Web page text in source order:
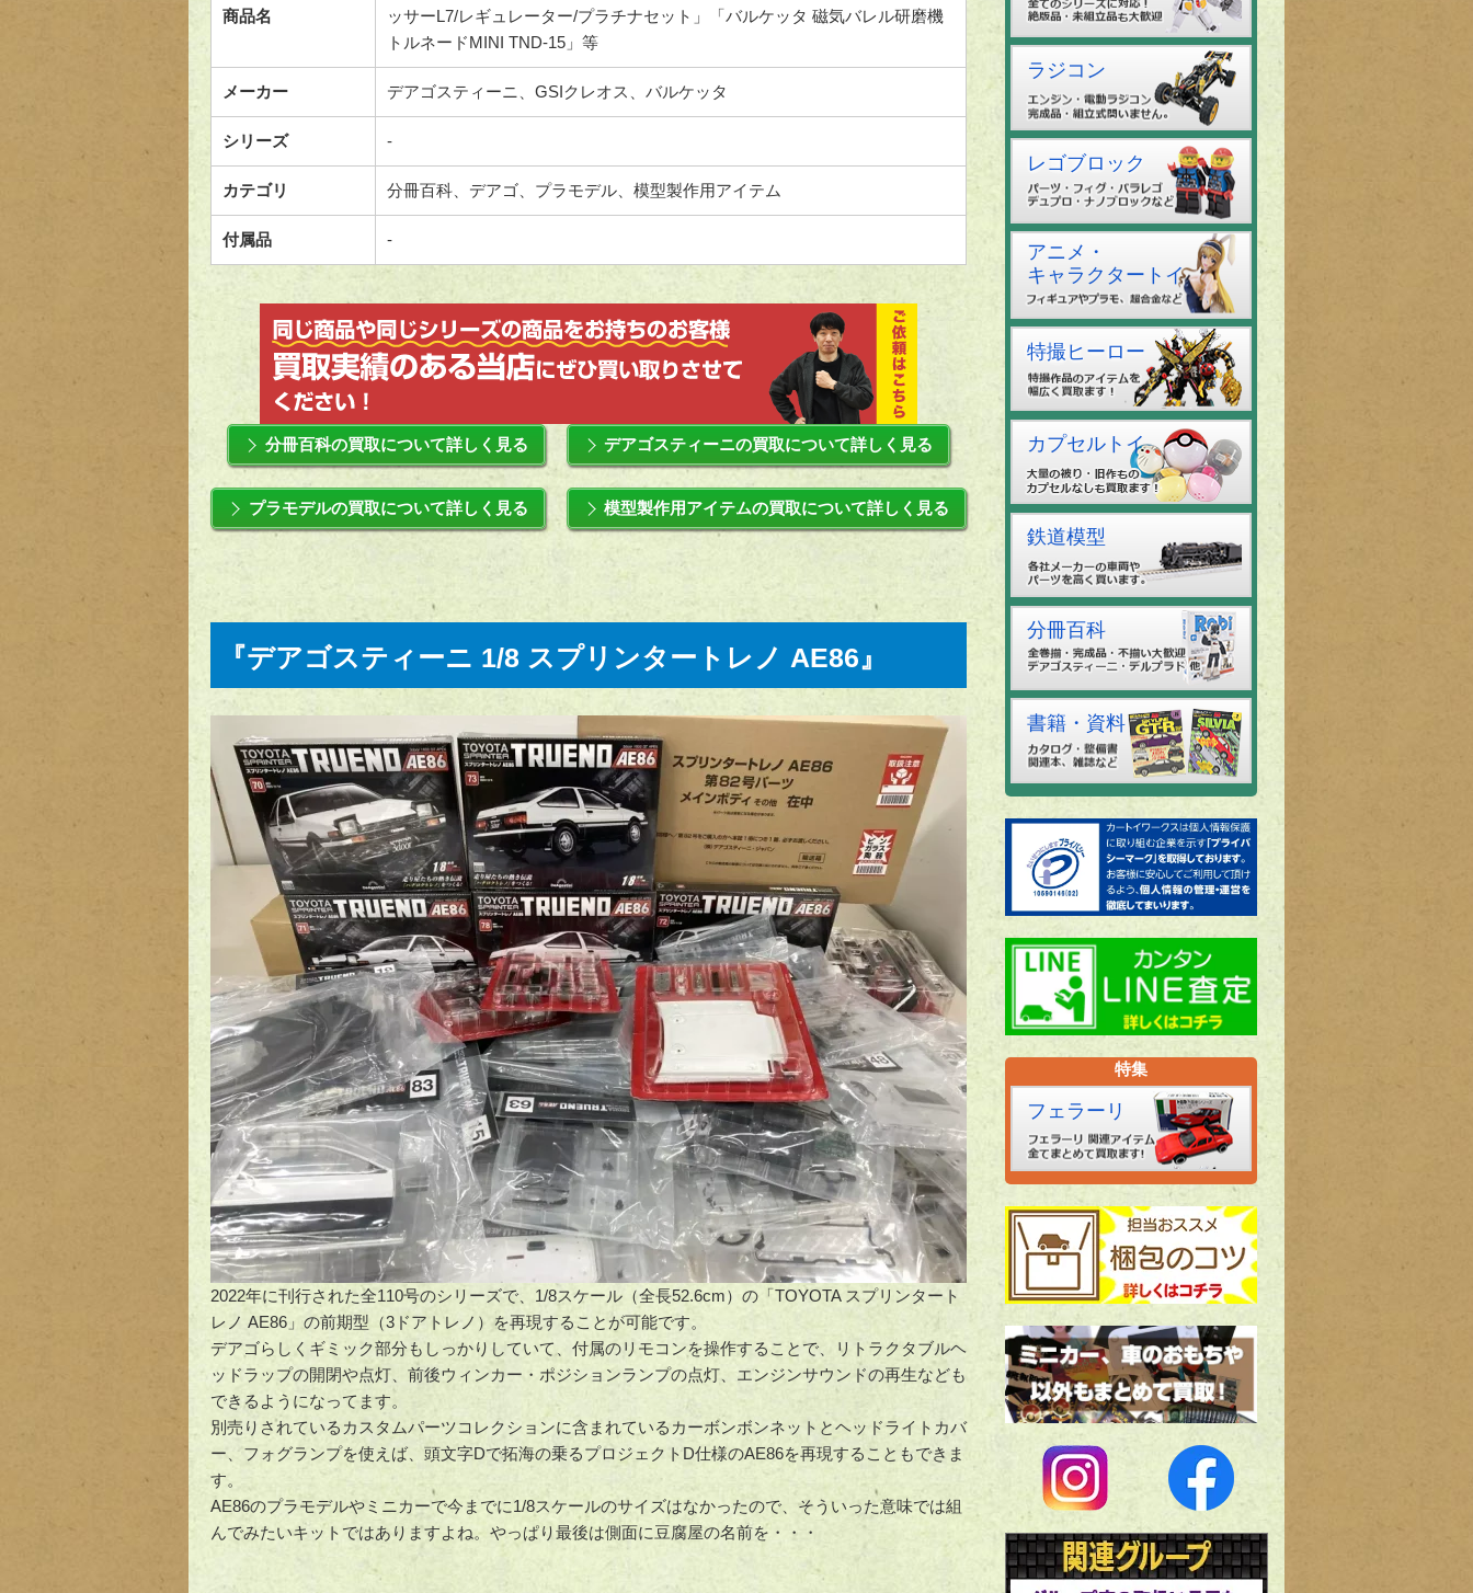
商品名
ッサーL7/レギュレーター/プラチナセット」「バルケッタ 磁気バレル研磨機
トルネードMINI TND-15」等
メーカー デアゴスティーニ、GSIクレオス、バルケッタ
シリーズ -
カテゴリ 分冊百科、デアゴ、プラモデル、模型製作用アイテム
付属品 -
分冊百科の買取について詳しく見る デアゴスティーニの買取について詳しく見る
プラモデルの買取について詳しく見る 模型製作用アイテムの買取について詳しく見る
『デアゴスティーニ 1/8 スプリンタートレノ AE86』
2022年に刊行された全110号のシリーズで、1/8スケール（全長52.6cm）の「TOYOTA スプリンタート
レノ AE86」の前期型（3ドアトレノ）を再現することが可能です。
デアゴらしくギミック部分もしっかりしていて、付属のリモコンを操作することで、リトラクタブルヘ
ッドラップの開閉や点灯、前後ウィンカー・ポジションランプの点灯、エンジンサウンドの再生なども
できるようになってます。
別売りされているカスタムパーツコレクションに含まれているカーボンボンネットとヘッドライトカバ
ー、フォグランプを使えば、頭文字Dで拓海の乗るプロジェクトD仕様のAE86を再現することもできま
す。
AE86のプラモデルやミニカーで今までに1/8スケールのサイズはなかったので、そういった意味では組
んでみたいキットではありますよね。やっぱり最後は側面に豆腐屋の名前を・・・
ラジコン
レゴブロック
アニメ・
キャラクタートイ
特撮ヒーロー
カプセルトイ
鉄道模型
分冊百科
書籍・資料
特集
フェラーリ